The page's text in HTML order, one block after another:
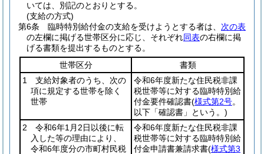
いては、別記のとおりとする。
(支給の方式)
第6条
臨時特別給付金の支給を受けようとする者は、 次の表
の左欄に掲げる世帯区分に応じ、それぞれ同表の右欄に掲
げる書類を提出するものとする。
世帯区分
書類
1 支給対象者のうち、次の
項に規定する世帯を除く
世帯
令和6年度新たな住民税非課
税世帯等に対する臨時特別給
付金要件確認書(様式第2号。
以下「確認書」という。)
2 令和6年1月2日以後に転
入した等の理由により、
令和6年度分の市町村民税
令和6年度新たな住民税非課
税世帯等に対する臨時特別給
付金申請書兼請求書(様式第3